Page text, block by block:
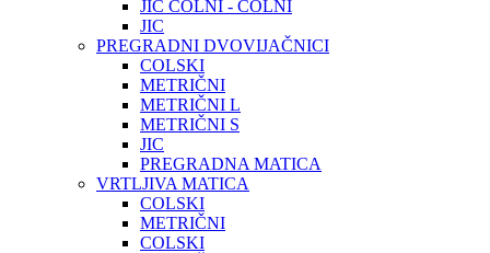
JIC COLNI - COLNI
JIC
PREGRADNI DVOVIJAČNICI
COLSKI
METRIČNI
METRIČNI L
METRIČNI S
JIC
PREGRADNA MATICA
VRTLJIVA MATICA
COLSKI
METRIČNI
COLSKI